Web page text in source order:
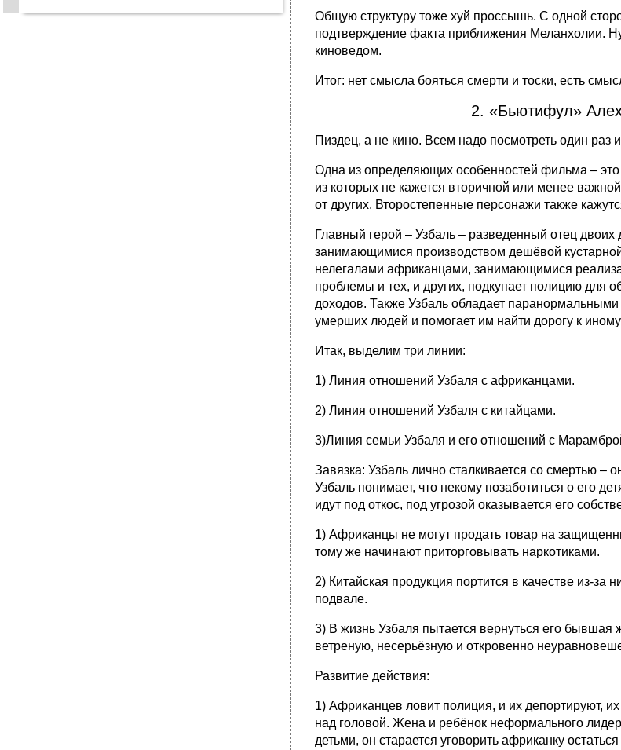
Общую структуру тоже хуй проссышь. С одной
подтверждение факта приближения Меланхолии.
киноведом.
Итог: нет смысла бояться смерти и тоски, есть
2. «Бьютифул»
Пиздец, а не кино. Всем надо посмотреть один раз
Одна из определяющих особенностей фильма –
из которых не кажется вторичной или менее
от других. Второстепенные персонажи также
Главный герой – Узбаль – разведенный отец
занимающимися производством дешёвой
нелегалами африканцами, занимающимися
проблемы и тех, и других, подкупает полицию для
доходов. Также Узбаль обладает
умерших людей и помогает им найти дорогу к
Итак, выделим три линии:
1) Линия отношений Узбаля с африканцами.
2) Линия отношений Узбаля с китайцами.
3)Линия семьи Узбаля и его отношений с
Завязка: Узбаль лично сталкивается со смертью –
Узбаль понимает, что некому позаботиться о его
идут под откос, под угрозой оказывается его
1) Африканцы не могут продать товар на
тому же начинают приторговывать наркотиками.
2) Китайская продукция портится в качестве из-за
подвале.
3) В жизнь Узбаля пытается вернуться его бывшая
ветреную, несерьёзную и откровенно
Развитие действия:
1) Африканцев ловит полиция, и их депортируют,
над головой. Жена и ребёнок неформального
детьми, он старается уговорить африканку